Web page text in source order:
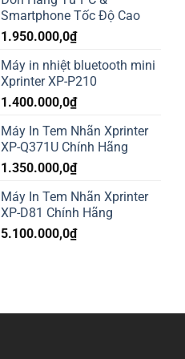
Smartphone Tốc Độ Cao
1.950.000,0₫
Máy in nhiệt bluetooth mini
Xprinter XP-P210
1.400.000,0₫
Máy In Tem Nhãn Xprinter
XP-Q371U Chính Hãng
1.350.000,0₫
Máy In Tem Nhãn Xprinter
XP-D81 Chính Hãng
5.100.000,0₫